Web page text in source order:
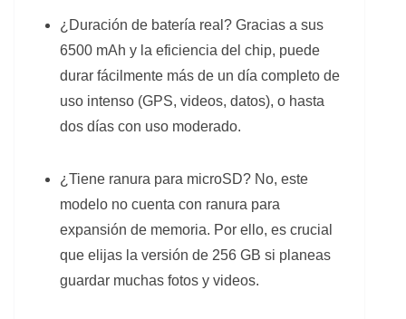
¿Duración de batería real? Gracias a sus
6500 mAh y la eficiencia del chip, puede
durar fácilmente más de un día completo de
uso intenso (GPS, videos, datos), o hasta
dos días con uso moderado.
¿Tiene ranura para microSD? No, este
modelo no cuenta con ranura para
expansión de memoria. Por ello, es crucial
que elijas la versión de 256 GB si planeas
guardar muchas fotos y videos.